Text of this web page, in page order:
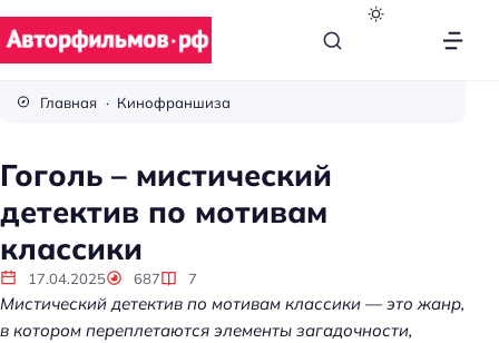
р
о
и
н
о
Главная Кинофраншиза
Гоголь – мистический
детектив по мотивам
классики
17.04.2025 687 7
Мистический детектив по мотивам классики — это жанр,
в котором переплетаются элементы загадочности,